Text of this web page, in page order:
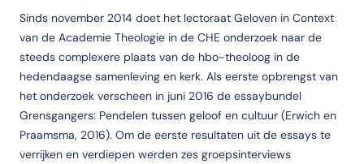
Sinds november 2014 doet het lectoraat Geloven in Context
van de Academie Theologie in de CHE onderzoek naar de
steeds complexere plaats van de hbo-theoloog in de
hedendaagse samenleving en kerk. Als eerste opbrengst van
het onderzoek verscheen in juni 2016 de essaybundel
Grensgangers: Pendelen tussen geloof en cultuur (Erwich en
Praamsma, 2016). Om de eerste resultaten uit de essays te
verrijken en verdiepen werden zes groepsinterviews